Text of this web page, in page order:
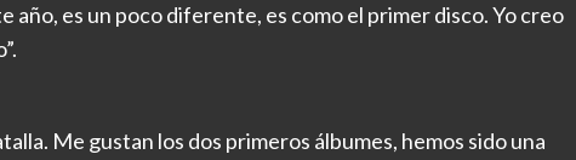
año, es un poco diferente, es como el primer disco. Yo creo
Me gustan los dos primeros álbumes, hemos sido una